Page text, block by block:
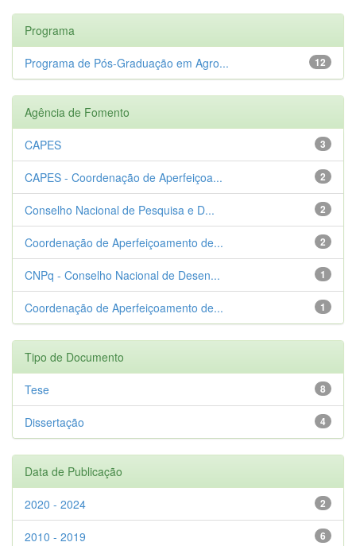
Programa
12
Programa de Pós-Graduação em Agro...
Agência de Fomento
3
CAPES
2
CAPES - Coordenação de Aperfeiçoa...
2
Conselho Nacional de Pesquisa e D...
2
Coordenação de Aperfeiçoamento de...
1
CNPq - Conselho Nacional de Desen...
1
Coordenação de Aperfeiçoamento de...
Tipo de Documento
8
Tese
4
Dissertação
Data de Publicação
2
2020 - 2024
6
2010 - 2019